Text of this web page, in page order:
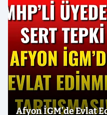
Afyon İGM’de Evlat